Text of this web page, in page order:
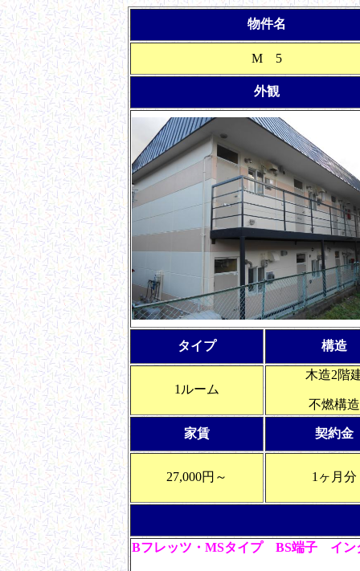
物件名
M 5
外観
タイプ 構造
1ルーム
木造2階
不燃構造
家賃 契約金
27,000円～ 1ヶ月分
Bフレッツ・MSタイプ BS端子 イン